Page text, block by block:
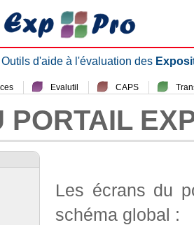
Outils d'aide à l'évaluation des
Evalutil CAPS
PORTAIL
Les écrans du
schéma global :